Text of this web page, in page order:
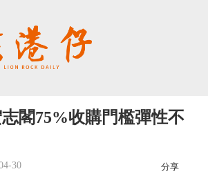
閣75%收購門檻彈性不
30 分享